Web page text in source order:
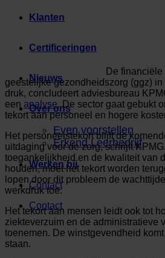
Klanten
Certificeringen
Nieuws
Over ons
Even voorstellen
Erkend Leerbedrijf
Werken bij
Contact
Contact
De
geestelijke gezondheidszorg (ggz)
druk, concludeert adviesbureau
een analyse. De sector gaat gebukt
tekort aan personeel en hogere
Het personeelstekort blijft de
uitdaging voor de zorg, schrijft
toegankelijkheid en de kwaliteit van
houden, moet het tekort worden
lopen door dit probleem de
werkdruk toe.
Het tekort aan mensen leidt ook tot
ziekteverzuim en de administratieve
toenemen. De winstgevendheid
staan.